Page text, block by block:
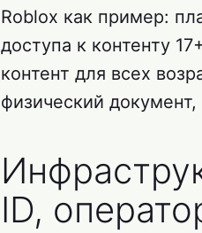
Roblox как пример:
доступа к контенту
контент для всех
физический
ID,